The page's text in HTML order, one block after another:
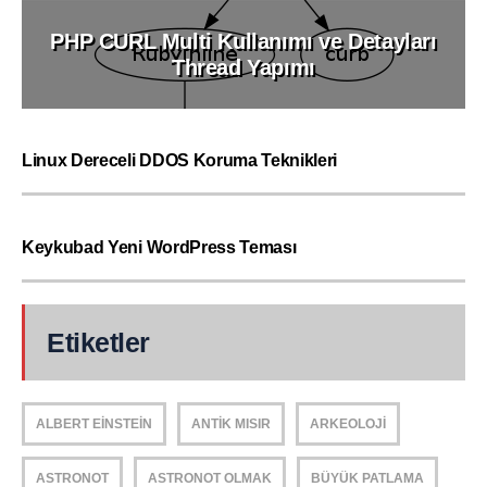
PHP CURL Multi Kullanımı ve Detayları
Thread Yapımı
Linux Dereceli DDOS Koruma Teknikleri
Keykubad Yeni WordPress Teması
Etiketler
ALBERT EINSTEIN ANTIK MISIR ARKEOLOJI
ASTRONOT ASTRONOT OLMAK BÜYÜK PATLAMA